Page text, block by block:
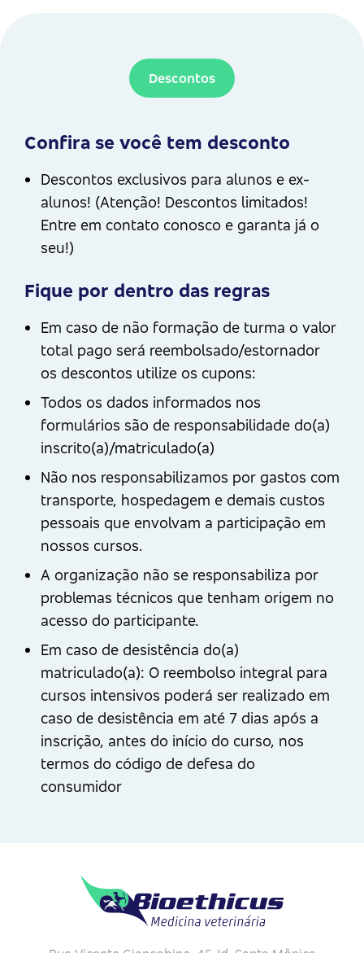
Descontos
Confira se você tem desconto
Descontos exclusivos para alunos e ex-
alunos! (Atenção! Descontos limitados!
Entre em contato conosco e garanta já o
seu!)
Fique por dentro das regras
Em caso de não formação de turma o valor
total pago será reembolsado/estornador
os descontos utilize os cupons:
Todos os dados informados nos
formulários são de responsabilidade do(a)
inscrito(a)/matriculado(a)
Não nos responsabilizamos por gastos com
transporte, hospedagem e demais custos
pessoais que envolvam a participação em
nossos cursos.
A organização não se responsabiliza por
problemas técnicos que tenham origem no
acesso do participante.
Em caso de desistência do(a)
matriculado(a): O reembolso integral para
cursos intensivos poderá ser realizado em
caso de desistência em até 7 dias após a
inscrição, antes do início do curso, nos
termos do código de defesa do
consumidor